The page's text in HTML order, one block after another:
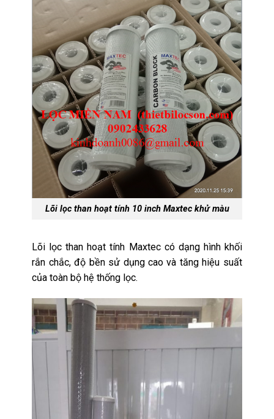
Lõi lọc than hoạt tính 10 inch Maxtec khử màu
Lõi lọc than hoạt tính Maxtec có dạng hình khối
rắn chắc, độ bền sử dụng cao và tăng hiệu suất
của toàn bộ hệ thống lọc.